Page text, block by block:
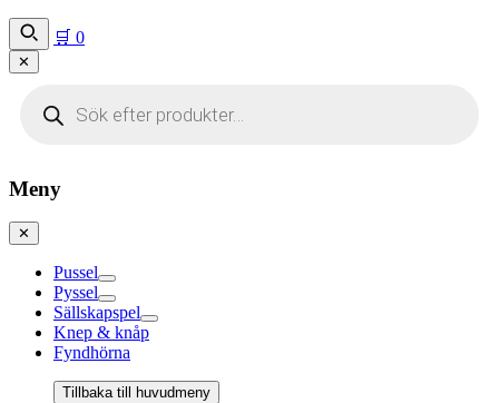
🛒 0
✕
Meny
✕
Pussel
Pyssel
Sällskapspel
Knep & knåp
Fyndhörna
Tillbaka till huvudmeny